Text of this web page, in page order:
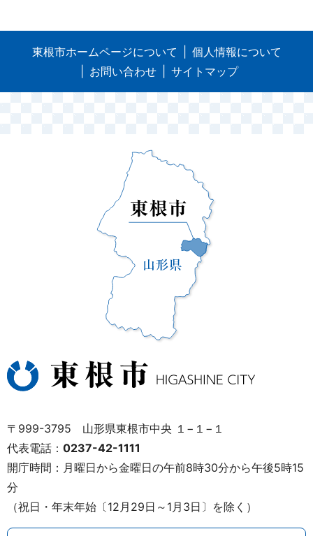
東根市ホームページについて
個人情報について
お問い合わせ
サイトマップ
〒999-3795 山形県東根市中央 １−１−１
代表電話： 0237-42-1111
開庁時間：月曜日から金曜日の午前8時30分から午後5時15
分
（祝日・年末年始〔12月29日～1月3日〕を除く）